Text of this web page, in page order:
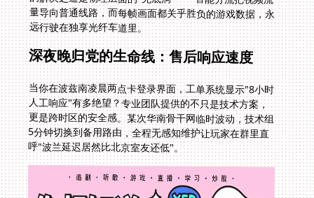
远行驶在独享光纤车道里。
深夜晚归党的生命线：售后响应速度
当你在波兹南凌晨两点卡登录界面，工单系统显示"8小时
人工响应"有多绝望？专业团队提供的不只是技术方案，
更是跨时区的安全感。某次华南骨干网临时波动，技术组
5分钟切换到备用路由，全程无感知维护让玩家在群里直
呼"波兰延迟居然比北京室友还低"。